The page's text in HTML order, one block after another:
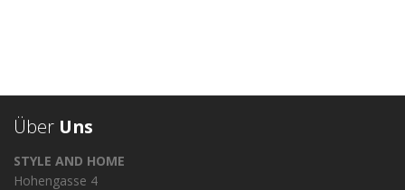
Über Uns
STYLE AND HOME
Hohengasse 4